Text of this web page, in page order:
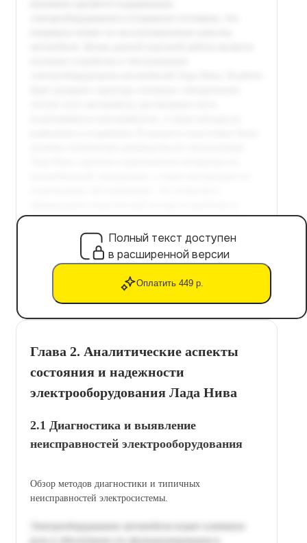
Полный текст доступен
в расширенной версии
Оплатить 449 р.
Глава 2. Аналитические аспекты
состояния и надежности
электрооборудования Лада Нива
2.1 Диагностика и выявление
неисправностей электрооборудования
Обзор методов диагностики и типичных
неисправностей электросистемы.